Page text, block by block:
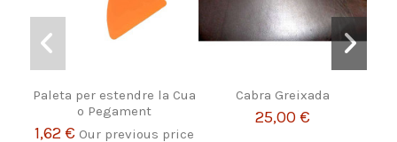
Paleta per estendre la Cua
o Pegament
1,62 € Our previous price
Cabra Greixada
25,00 €